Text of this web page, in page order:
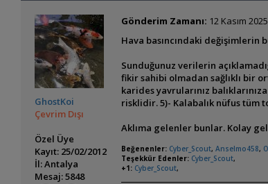
GhostKoi
Çevrim Dışı
Özel Üye
Kayıt: 25/02/2012
İl: Antalya
Mesaj: 5848
Gönderim Zamanı: 12 Kasım
Hava basıncındaki değişimlerin
Sunduğunuz verilerin
fikir sahibi olmadan sağlıklı bir
karides yavrularınız
risklidir. 5)- Kalabalık nüfus tüm
Aklıma gelenler bunlar. Kolay
Beğenenler: Cyber_Scout,Anselmo458,
Teşekkür Edenler: Cyber_Scout,
+1: Cyber_Scout,